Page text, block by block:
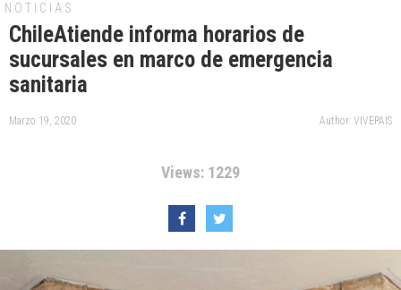
NOTICIAS
ChileAtiende informa horarios de
sucursales en marco de emergencia
sanitaria
Marzo 19, 2020 Author: VIVEPAIS
Views: 1229